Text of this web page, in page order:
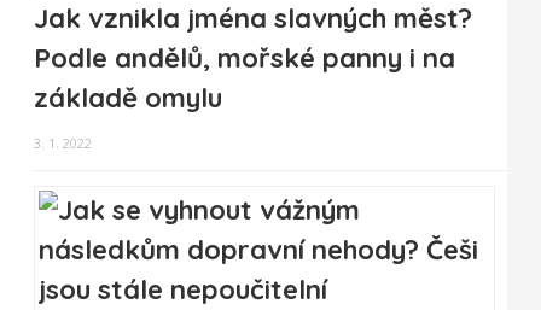
Jak vznikla jména slavných měst?
Podle andělů, mořské panny i na
základě omylu
3. 1. 2022